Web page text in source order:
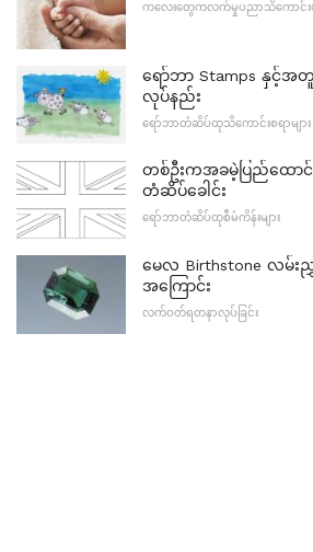
ကလေးတွေကလက်မှုပညာသိကောင်းစ
ရော်ဘာ Stamps နှင့်အ
လုပ်နည်း
ရော်ဘာတံဆိပ်ထုသိကောင်းစရာများ
တစ်ဦးကအခမဲ့ပြည်ထော
တံဆိပ်ခေါင်း
ရော်ဘာတံဆိပ်ထုစီမံကိန်းများ
မေလ Birthstone လမ်း
အကြောင်း
လက်ဝတ်ရတနာလုပ်ခြင်း